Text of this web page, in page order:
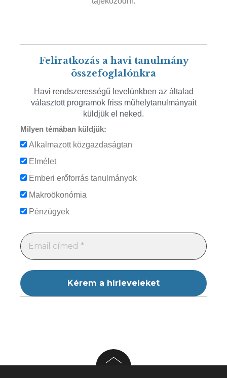
Feliratkozás a havi tanulmány
összefoglalónkra
Havi rendszerességű levelünkben az általad
választott programok friss műhelytanulmányait
küldjük el neked.
Milyen témában küldjük:
Alkalmazott közgazdaságtan
Elmélet
Emberi erőforrás tanulmányok
Makroökonómia
Pénzügyek